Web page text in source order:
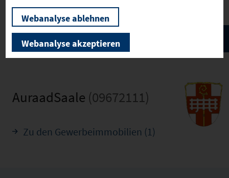
AuraadSaale (09672111)
Zu den Gewerbeimmobilien (1)
Webanalyse ablehnen
Webanalyse akzeptieren